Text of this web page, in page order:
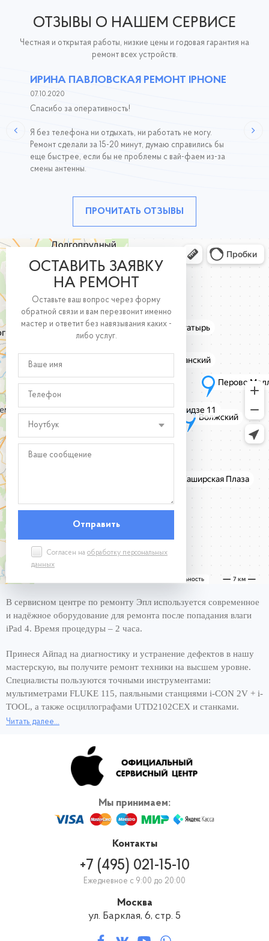
ОТЗЫВЫ О НАШЕМ СЕРВИСЕ
Честная и открытая работы, низкие цены и годовая гарантия на
ремонт всех устройств.
ИРИНА ПАВЛОВСКАЯ РЕМОНТ IPHONE
07.10.2020
Спасибо за оперативность!
Я без телефона ни отдыхать, ни работать не могу.
Ремонт сделали за 15-20 минут, думаю справились бы
еще быстрее, если бы не проблемы с вай-фаем из-за
смены антенны.
ПРОЧИТАТЬ ОТЗЫВЫ
ОСТАВИТЬ ЗАЯВКУ
НА РЕМОНТ
Оставьте ваш вопрос через форму
обратной связи и вам перезвонит именно
мастер и ответит без навязывания каких -
либо услуг.
Ноутбук
Согласен на обработку персональных
данных
В сервисном центре по ремонту Эпл используется современное
и надёжное оборудование для ремонта после попадания влаги
iPad 4. Время процедуры – 2 часа.
Принеся Айпад на диагностику и устранение дефектов в нашу
мастерскую, вы получите ремонт техники на высшем уровне.
Специалисты пользуются точными инструментами:
мультиметрами FLUKE 115, паяльными станциями i-CON 2V + i-
TOOL, а также осциллографами UTD2102CEX и станками.
вот составляющие быстрого ремонта за 1 день. Чтобы снова
пользоваться планшетом и сэкономить своё время, обращайтесь
для ремонта после попадания влаги iPad 4 к нам, в официальный
сервис Apple. Вернём работающее устройство в кратчайшие
сроки! И никаких переплат за скорость ремонта.
Читать далее...
Мы принимаем:
Контакты
+7 (495) 021-15-10
Ежедневное с 9:00 до 20:00
Москва
ул. Барклая, 6, стр. 5